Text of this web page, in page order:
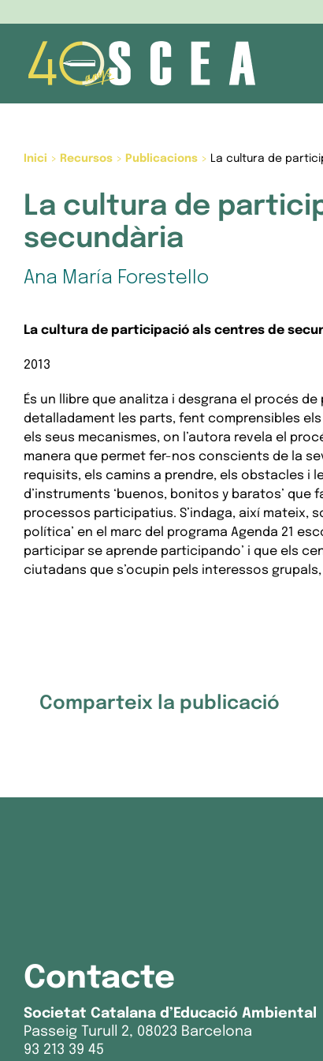
content
Inici > Recursos> Publicacions> La cultura de
La cultura de
secundària
Ana María Forestello
La cultura de participació als centres de
2013
És un llibre que analitza i desgrana el procés
detalladament les parts, fent comprensibles
els seus mecanismes, on l’autora revela el
manera que permet fer-nos conscients de la
requisits, els camins a prendre, els obstacles i
d’instruments ‘buenos, bonitos y baratos’
processos participatius. S’indaga, així mateix,
política’ en el marc del programa Agenda 21
participar se aprende participando’ i que els
ciutadans que s’ocupin pels interessos
Comparteix la publicació
Contacte
Societat Catalana d’Educació Ambiental
Passeig Turull 2, 08023 Barcelona
93 213 39 45